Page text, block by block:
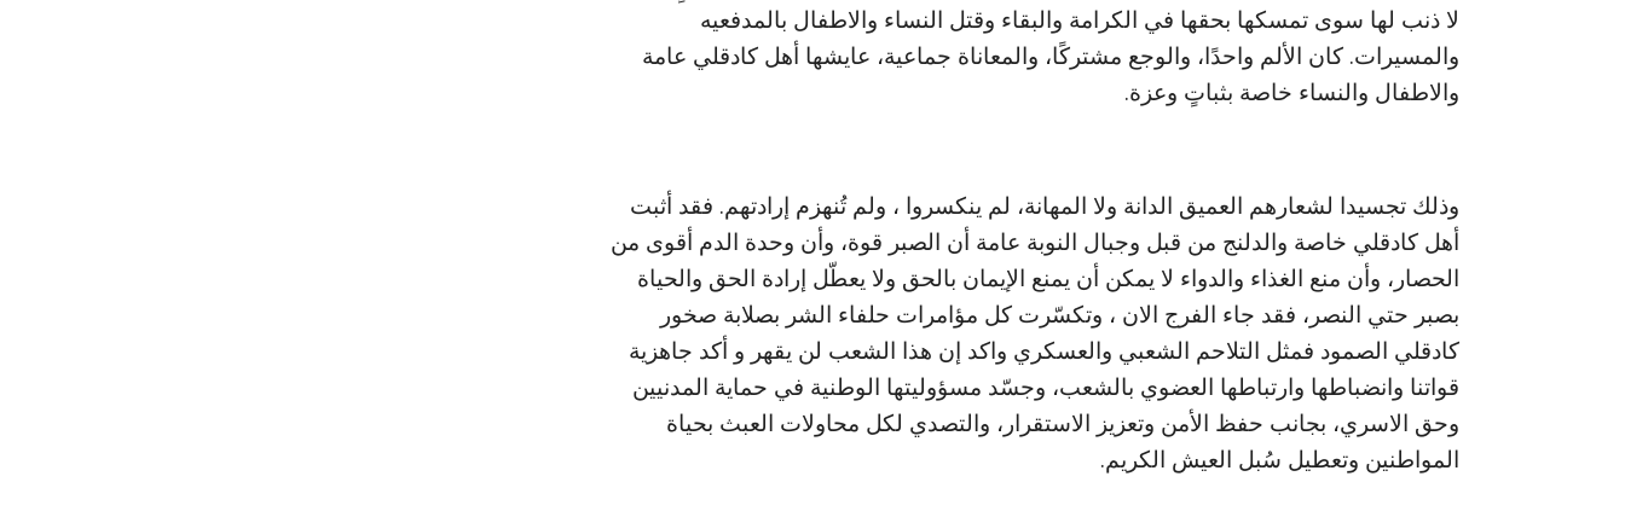
لا ذنب لها سوى تمسكها بحقها في الكرامة والبقاء وقتل النساء والاطفال بالمدفعيه
والمسيرات. كان الألم واحدًا، والوجع مشتركًا، والمعاناة جماعية، عايشها أهل كادقلي عامة
والاطفال والنساء خاصة بثباتٍ وعزة.
وذلك تجسيدا لشعارهم العميق الدانة ولا المهانة، لم ينكسروا ، ولم تُنهزم إرادتهم. فقد أثبت
أهل كادقلي خاصة والدلنج من قبل وجبال النوبة عامة أن الصبر قوة، وأن وحدة الدم أقوى من
الحصار، وأن منع الغذاء والدواء لا يمكن أن يمنع الإيمان بالحق ولا يعطّل إرادة الحق والحياة
بصبر حتي النصر، فقد جاء الفرج الان ، وتكسّرت كل مؤامرات حلفاء الشر بصلابة صخور
كادقلي الصمود فمثل التلاحم الشعبي والعسكري واكد إن هذا الشعب لن يقهر و أكد جاهزية
قواتنا وانضباطها وارتباطها العضوي بالشعب، وجسّد مسؤوليتها الوطنية في حماية المدنيين
وحق الاسري، بجانب حفظ الأمن وتعزيز الاستقرار، والتصدي لكل محاولات العبث بحياة
المواطنين وتعطيل سُبل العيش الكريم.